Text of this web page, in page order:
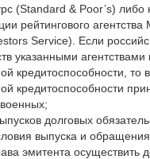
(Standard & Poor’s) либо
рейтингового
Service). Если
указанными
кредитоспособности, то
кредитоспособности
долговых
выпуска и
эмитента осуществить